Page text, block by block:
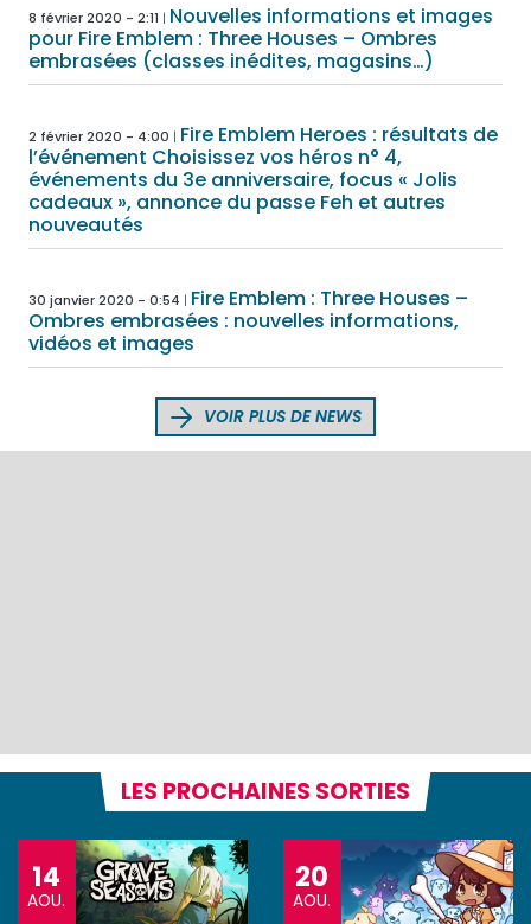
8 février 2020 - 2:11
Nouvelles informations et images
pour Fire Emblem : Three Houses – Ombres
embrasées (classes inédites, magasins…)
2 février 2020 - 4:00
Fire Emblem Heroes : résultats de
l’événement Choisissez vos héros n° 4,
événements du 3e anniversaire, focus « Jolis
cadeaux », annonce du passe Feh et autres
nouveautés
30 janvier 2020 - 0:54
Fire Emblem : Three Houses –
Ombres embrasées : nouvelles informations,
vidéos et images
VOIR PLUS DE NEWS
LES PROCHAINES SORTIES
14
AOU.
20
AOU.